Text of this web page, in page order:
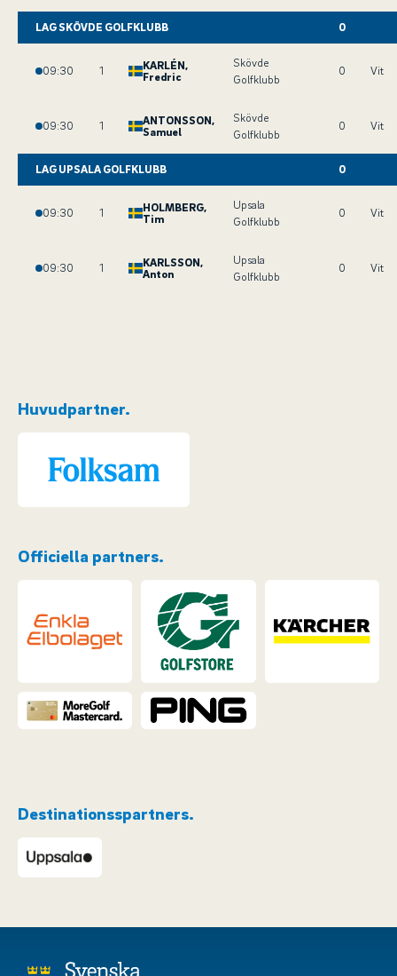
LAG SKÖVDE GOLFKLUBB 0
09:30 1 KARLÉN,
Fredric
Skövde
Golfklubb
0 Vit
09:30 1 ANTONSSON,
Samuel
Skövde
Golfklubb
0 Vit
LAG UPSALA GOLFKLUBB 0
09:30 1 HOLMBERG,
Tim
Upsala
Golfklubb
0 Vit
09:30 1 KARLSSON,
Anton
Upsala
Golfklubb
0 Vit
Huvudpartner.
Officiella partners.
Destinationsspartners.